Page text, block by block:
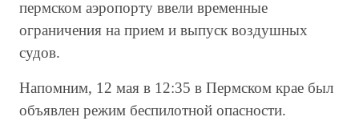
пермском аэропорту ввели временные
ограничения на прием и выпуск воздушных
судов.
Напомним, 12 мая в 12:35 в Пермском крае был
объявлен режим беспилотной опасности.